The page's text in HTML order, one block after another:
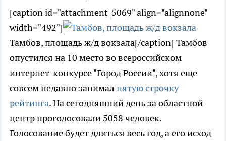
[caption id="attachment_5069" align="alignnone"
width="492"]
Тамбов, площадь ж/д вокзала[/caption] Тамбов
опустился на 10 место во всероссийском
интернет-конкурсе "Город России", хотя еще
совсем недавно занимал пятую строчку
рейтинга. На сегодняшний день за областной
центр проголосовали 5058 человек.
Голосование будет длиться весь год, а его исход